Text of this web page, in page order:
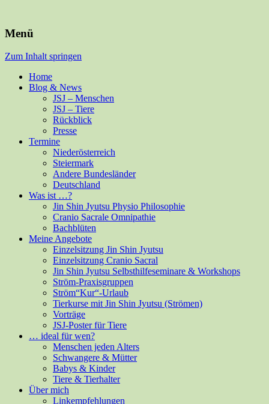
Isabella Habsburg
Menü
Zum Inhalt springen
Home
Blog & News
JSJ – Menschen
JSJ – Tiere
Rückblick
Presse
Termine
Niederösterreich
Steiermark
Andere Bundesländer
Deutschland
Was ist …?
Jin Shin Jyutsu Physio Philosophie
Cranio Sacrale Omnipathie
Bachblüten
Meine Angebote
Einzelsitzung Jin Shin Jyutsu
Einzelsitzung Cranio Sacral
Jin Shin Jyutsu Selbsthilfeseminare & Workshops
Ström-Praxisgruppen
Ström“Kur“-Urlaub
Tierkurse mit Jin Shin Jyutsu (Strömen)
Vorträge
JSJ-Poster für Tiere
… ideal für wen?
Menschen jeden Alters
Schwangere & Mütter
Babys & Kinder
Tiere & Tierhalter
Über mich
Linkempfehlungen